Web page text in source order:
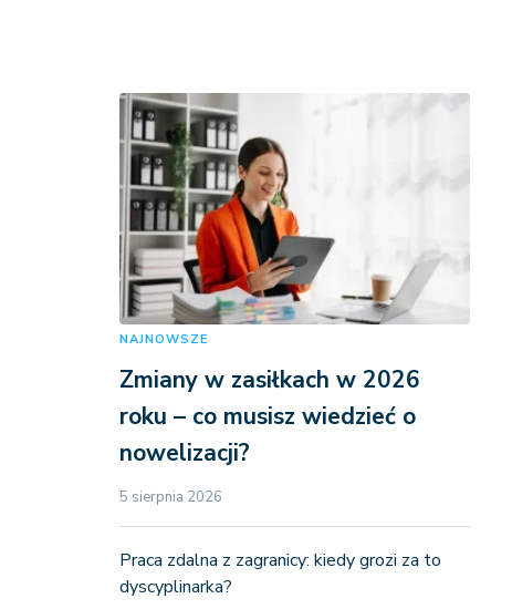
NAJNOWSZE
Zmiany w zasiłkach w 2026
roku – co musisz wiedzieć o
nowelizacji?
5 sierpnia 2026
Praca zdalna z zagranicy: kiedy grozi za to
dyscyplinarka?